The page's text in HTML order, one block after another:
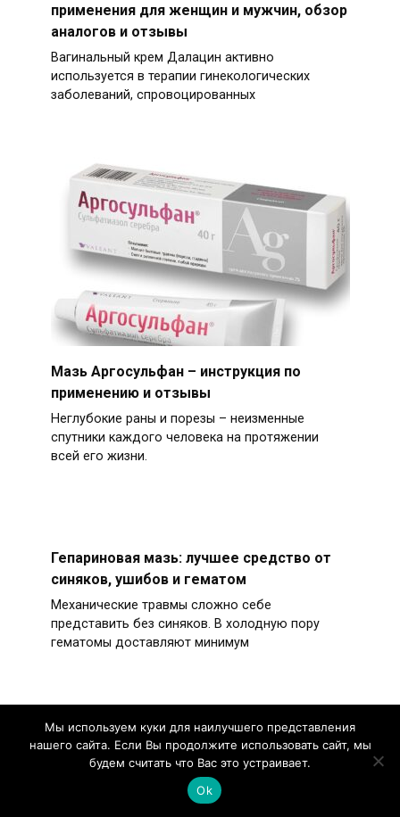
применения для женщин и мужчин, обзор
аналогов и отзывы
Вагинальный крем Далацин активно
используется в терапии гинекологических
заболеваний, спровоцированных
Мазь Аргосульфан – инструкция по
применению и отзывы
Неглубокие раны и порезы – неизменные
спутники каждого человека на протяжении
всей его жизни.
Гепариновая мазь: лучшее средство от
синяков, ушибов и гематом
Механические травмы сложно себе
представить без синяков. В холодную пору
гематомы доставляют минимум
Выбираем мазь для десен –
эффективные средства для лечения
кровоточивости и воспаления
Мы используем куки для наилучшего представления
нашего сайта. Если Вы продолжите использовать сайт, мы
будем считать что Вас это устраивает.
Ok